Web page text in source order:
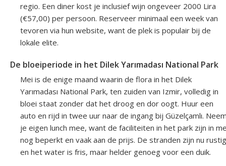
regio. Een diner kost je inclusief wijn ongeveer 2000 Lira
(€57,00) per persoon. Reserveer minimaal een week van
tevoren via hun website, want de plek is populair bij de
lokale elite.
De bloeiperiode in het Dilek Yarımadası National Park
Mei is de enige maand waarin de flora in het Dilek
Yarımadası National Park, ten zuiden van Izmir, volledig in
bloei staat zonder dat het droog en dor oogt. Huur een
auto en rijd in twee uur naar de ingang bij Güzelçamlı.
je eigen lunch mee, want de faciliteiten in het park zijn in
nog beperkt en vaak aan de prijs. De stranden zijn nu rustig
en het water is fris, maar helder genoeg voor een duik.